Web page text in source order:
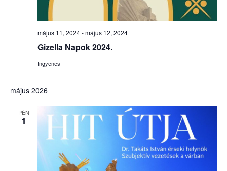
Gizella Napok 2024.
május 11, 2024-május 12, 2024
Ingyenes
május 2026
PÉN
1